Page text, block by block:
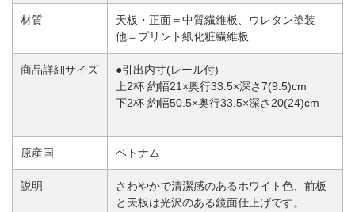
材質
天板・正面＝中質繊維板、ウレタン塗装
他＝プリント紙化粧繊維板
商品詳細サイズ
●引出内寸(レール付)
上2杯 約幅21×奥行33.5×深さ7(9.5)cm
下2杯 約幅50.5×奥行33.5×深さ20(24)cm
原産国 ベトナム
説明
さわやかで清潔感のあるホワイト色、前板
と天板は光沢のある鏡面仕上げです。